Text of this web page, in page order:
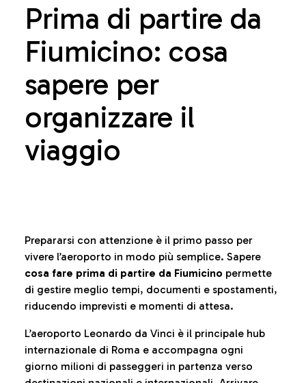
Prima di partire da
Fiumicino: cosa
sapere per
organizzare il
viaggio
Prepararsi con attenzione è il primo passo per
vivere l’aeroporto in modo più semplice. Sapere
cosa fare prima di partire da Fiumicino permette
di gestire meglio tempi, documenti e spostamenti,
riducendo imprevisti e momenti di attesa.
L’aeroporto Leonardo da Vinci è il principale hub
internazionale di Roma e accompagna ogni
giorno milioni di passeggeri in partenza verso